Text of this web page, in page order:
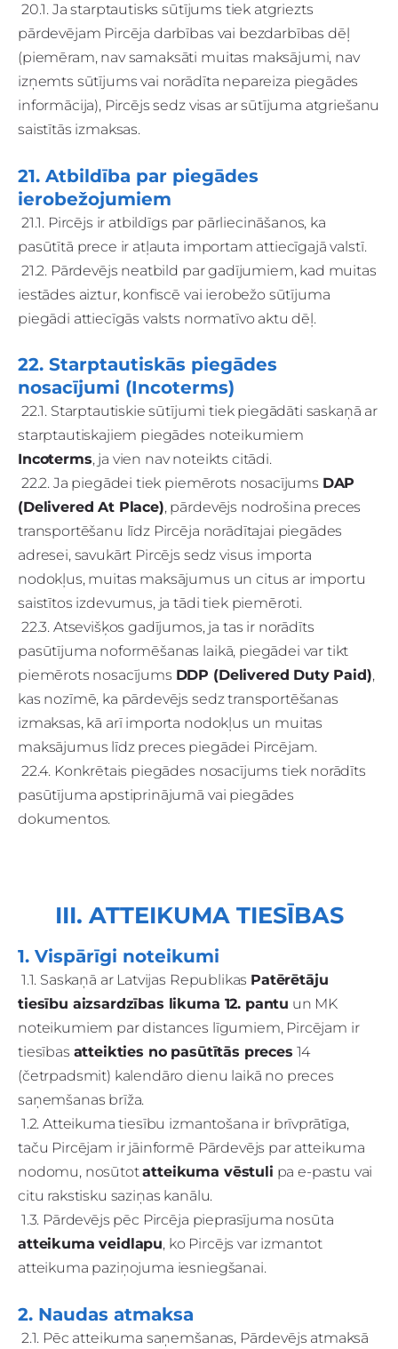
20.1. Ja starptautisks sūtījums tiek atgriezts
pārdevējam Pircēja darbības vai bezdarbības dēļ
(piemēram, nav samaksāti muitas maksājumi, nav
izņemts sūtījums vai norādīta nepareiza piegādes
informācija), Pircējs sedz visas ar sūtījuma atgriešanu
saistītās izmaksas.
21. Atbildība par piegādes
ierobežojumiem
21.1. Pircējs ir atbildīgs par pārliecināšanos, ka
pasūtītā prece ir atļauta importam attiecīgajā valstī.
21.2. Pārdevējs neatbild par gadījumiem, kad muitas
iestādes aiztur, konfiscē vai ierobežo sūtījuma
piegādi attiecīgās valsts normatīvo aktu dēļ.
22. Starptautiskās piegādes
nosacījumi (Incoterms)
22.1. Starptautiskie sūtījumi tiek piegādāti saskaņā ar
starptautiskajiem piegādes noteikumiem
Incoterms, ja vien nav noteikts citādi.
22.2. Ja piegādei tiek piemērots nosacījums DAP
(Delivered At Place), pārdevējs nodrošina preces
transportēšanu līdz Pircēja norādītajai piegādes
adresei, savukārt Pircējs sedz visus importa
nodokļus, muitas maksājumus un citus ar importu
saistītos izdevumus, ja tādi tiek piemēroti.
22.3. Atsevišķos gadījumos, ja tas ir norādīts
pasūtījuma noformēšanas laikā, piegādei var tikt
piemērots nosacījums DDP (Delivered Duty Paid),
kas nozīmē, ka pārdevējs sedz transportēšanas
izmaksas, kā arī importa nodokļus un muitas
maksājumus līdz preces piegādei Pircējam.
22.4. Konkrētais piegādes nosacījums tiek norādīts
pasūtījuma apstiprinājumā vai piegādes
dokumentos.
III. ATTEIKUMA TIESĪBAS
1. Vispārīgi noteikumi
1.1. Saskaņā ar Latvijas Republikas Patērētāju
tiesību aizsardzības likuma 12. pantu un MK
noteikumiem par distances līgumiem, Pircējam ir
tiesības atteikties no pasūtītās preces 14
(četrpadsmit) kalendāro dienu laikā no preces
saņemšanas brīža.
1.2. Atteikuma tiesību izmantošana ir brīvprātīga,
taču Pircējam ir jāinformē Pārdevējs par atteikuma
nodomu, nosūtotatteikuma vēstuli pa e-pastu vai
citu rakstisku saziņas kanālu.
1.3. Pārdevējs pēc Pircēja pieprasījuma nosūta
atteikuma veidlapu, ko Pircējs var izmantot
atteikuma paziņojuma iesniegšanai.
2. Naudas atmaksa
2.1. Pēc atteikuma saņemšanas, Pārdevējs atmaksā